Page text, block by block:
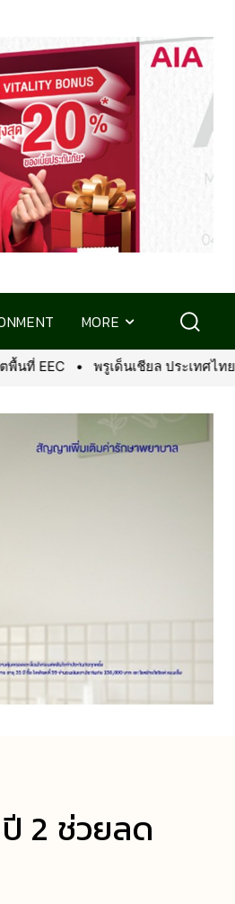
MORE
เทศไทย รังสรรค์ประสบการณ์ไฟน์ได
2 ช่วยลด